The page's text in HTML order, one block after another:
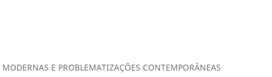
E PROBLEMATIZAÇÕES CONTEMPORÂNEAS